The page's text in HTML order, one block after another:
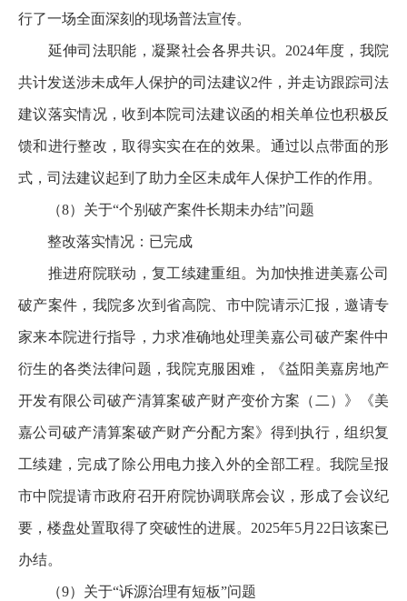
行了一场全面深刻的现场普法宣传。
延伸司法职能，凝聚社会各界共识。2024年度，我院
共计发送涉未成年人保护的司法建议2件，并走访跟踪司法
建议落实情况，收到本院司法建议函的相关单位也积极反
馈和进行整改，取得实实在在的效果。通过以点带面的形
式，司法建议起到了助力全区未成年人保护工作的作用。
（8）关于“个别破产案件长期未办结”问题
整改落实情况：已完成
推进府院联动，复工续建重组。为加快推进美嘉公司
破产案件，我院多次到省高院、市中院请示汇报，邀请专
家来本院进行指导，力求准确地处理美嘉公司破产案件中
衍生的各类法律问题，我院克服困难，《益阳美嘉房地产
开发有限公司破产清算案破产财产变价方案（二）》《美
嘉公司破产清算案破产财产分配方案》得到执行，组织复
工续建，完成了除公用电力接入外的全部工程。我院呈报
市中院提请市政府召开府院协调联席会议，形成了会议纪
要，楼盘处置取得了突破性的进展。2025年5月22日该案已
办结。
（9）关于“诉源治理有短板”问题